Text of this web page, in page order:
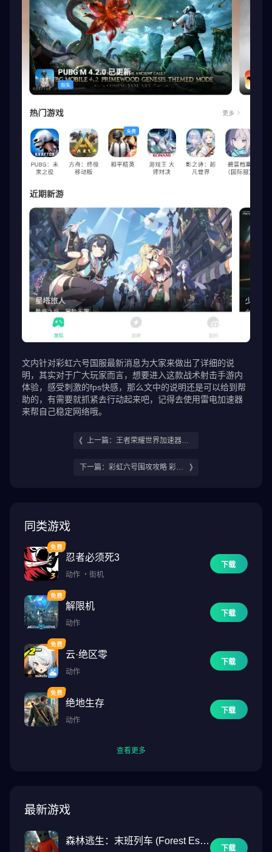
文内针对彩虹六号国服最新消息为大家来做出了详细的说
明，其实对于广大玩家而言，想要进入这款战术射击手游内
体验，感受刺激的fps快感，那么文中的说明还是可以给到帮
助的，有需要就抓紧去行动起来吧，记得去使用雷电加速器
来帮自己稳定网络哦。
上一篇：王者荣耀世界加速器用
下一篇：彩虹六号围攻攻略 彩虹
同类游戏
忍者必须死3
动作 ・ 街机
下载
解限机
动作
下载
云·绝区零
动作
下载
绝地生存
动作
下载
查看更多
最新游戏
森林逃生：末班列车 (Forest Esca
下载